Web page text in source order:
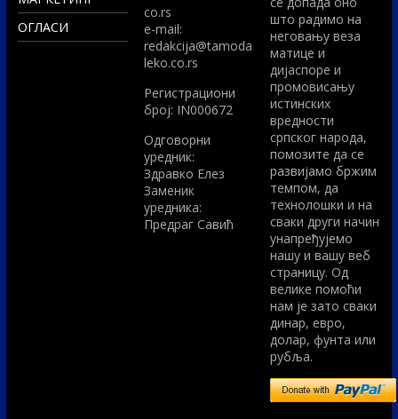
ОГЛАСИ
co.rs
e-mail:
redakcija@tamoda
leko.co.rs
Регистрациони
број: IN000672
Одговорни
уредник:
Здравко Елез
Заменик
уредника:
Предраг Савић
што радимо на
неговању веза
матице и
дијаспоре и
промовисању
истинских
вредности
српског народа,
помозите да се
развијамо бржим
темпом, да
технолошки и на
сваки други начин
унапређујемо
нашу и вашу веб
страницу. Од
велике помоћи
нам је зато сваки
динар, евро,
долар, фунта или
рубља.